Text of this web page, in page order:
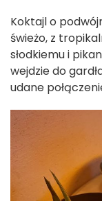
Koktajl o
świeżo, z
słodkiemu i
wejdzie do
udane